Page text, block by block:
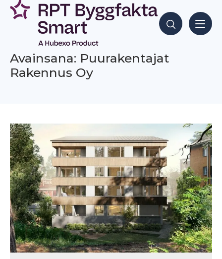
Siirry
sisältöön
Hae sisältöjä
Avainsana: Puurakentajat
Rakennus Oy